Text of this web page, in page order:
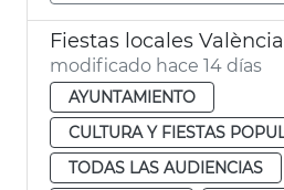
Fiestas locales
modificado hace 14 días
AYUNTAMIENTO
CULTURA Y FIESTAS
TODAS LAS AUDIENCIAS